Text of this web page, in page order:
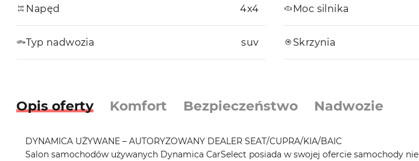
Napęd 4x4
Typ nadwozia suv
Moc silnika
Skrzynia
Opis oferty Komfort Bezpieczeństwo Nadwozie
DYNAMICA UŻYWANE – AUTORYZOWANY DEALER SEAT/CUPRA/KIA/BAIC
Salon samochodów używanych Dynamica CarSelect posiada w swojej ofercie samochody nie